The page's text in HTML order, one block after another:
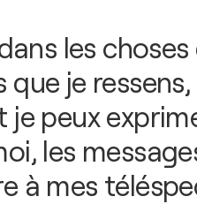
les choses
je
peux
les
à mes